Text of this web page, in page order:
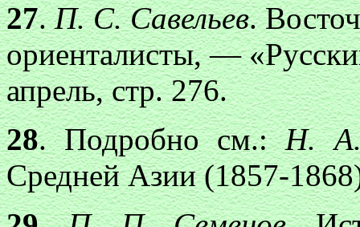
27.П. С. Савельев.
ориенталисты, —
апрель, стр. 276.
28. Подробно см.:Н.
Средней Азии (1857-